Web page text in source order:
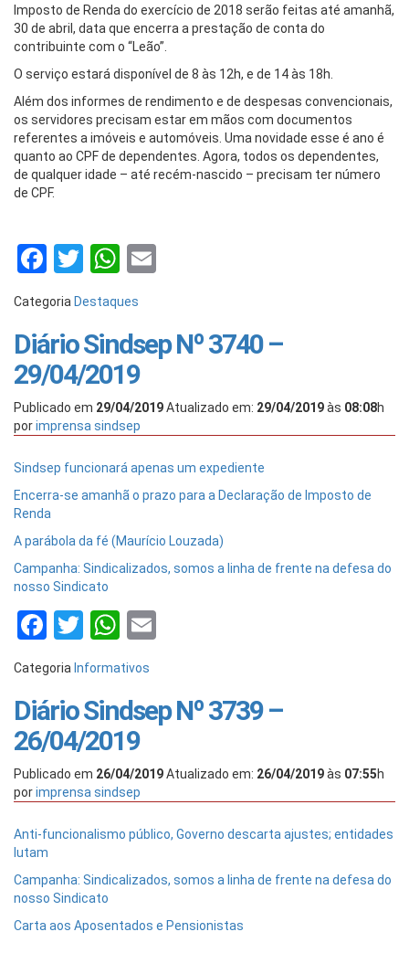
Imposto de Renda do exercício de 2018 serão feitas até amanhã,
30 de abril, data que encerra a prestação de conta do
contribuinte com o “Leão”.
O serviço estará disponível de 8 às 12h, e de 14 às 18h.
Além dos informes de rendimento e de despesas convencionais,
os servidores precisam estar em mãos com documentos
referentes a imóveis e automóveis. Uma novidade esse é ano é
quanto ao CPF de dependentes. Agora, todos os dependentes,
de qualquer idade – até recém-nascido – precisam ter número
de CPF.
Facebook
TwitterWhatsApp
Categoria Destaques
Diário Sindsep Nº 3740 –
29/04/2019
Publicado em 29/04/2019Atualizado em: 29/04/2019às 08:08h
porimprensa sindsep
Sindsep funcionará apenas um expediente
Encerra-se amanhã o prazo para a Declaração de Imposto de
Renda
A parábola da fé (Maurício Louzada)
Campanha: Sindicalizados, somos a linha de frente na defesa do
nosso Sindicato
Facebook
TwitterWhatsApp
Categoria Informativos
Diário Sindsep Nº 3739 –
26/04/2019
Publicado em 26/04/2019Atualizado em: 26/04/2019às 07:55h
porimprensa sindsep
Anti-funcionalismo público, Governo descarta ajustes; entidades
lutam
Campanha: Sindicalizados, somos a linha de frente na defesa do
nosso Sindicato
Carta aos Aposentados e Pensionistas